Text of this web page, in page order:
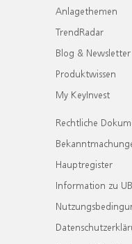
Anlagethemen
TrendRadar
Blog & Newsletter
Produktwissen
My KeyInvest
Rechtliche
Hauptregister
Information zu